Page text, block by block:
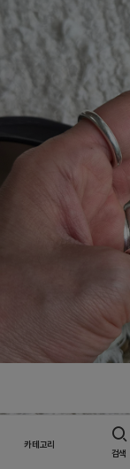
카테고리
검색